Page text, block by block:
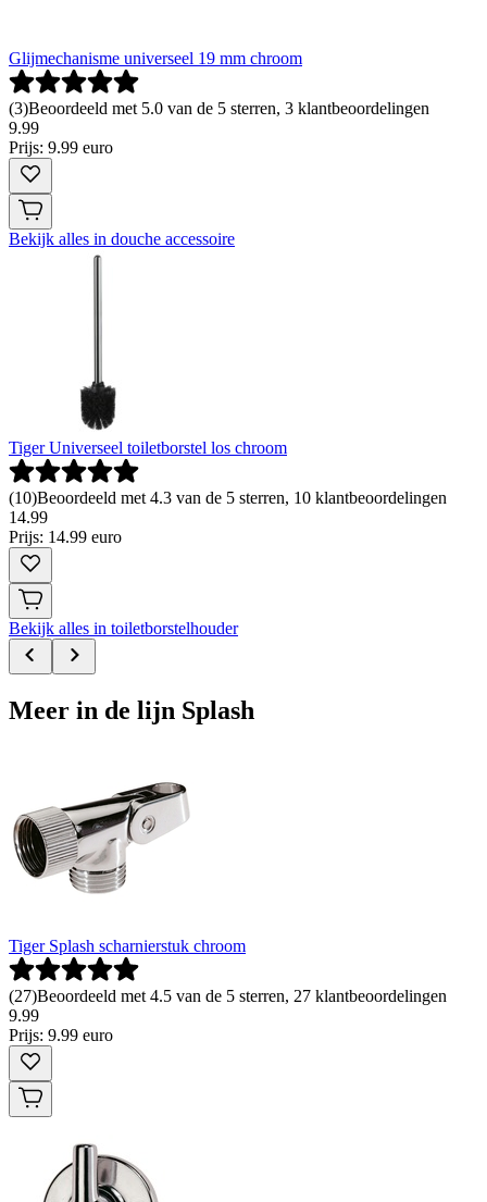
Glijmechanisme universeel 19 mm chroom
(3)Beoordeeld met 5.0 van de 5 sterren, 3 klantbeoordelingen
9.99
Prijs: 9.99 euro
Bekijk alles in douche accessoire
Tiger Universeel toiletborstel los chroom
(10)Beoordeeld met 4.3 van de 5 sterren, 10 klantbeoordelingen
14.99
Prijs: 14.99 euro
Bekijk alles in toiletborstelhouder
Meer in de lijn Splash
Tiger Splash scharnierstuk chroom
(27)Beoordeeld met 4.5 van de 5 sterren, 27 klantbeoordelingen
9.99
Prijs: 9.99 euro